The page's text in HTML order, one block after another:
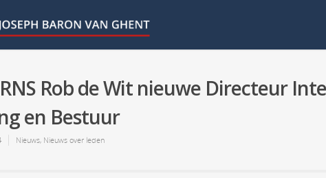
Rob de Wit nieuwe Directeur
en Bestuur
Nieuws, Nieuws over leden